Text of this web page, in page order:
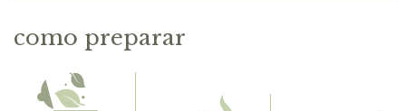
como preparar